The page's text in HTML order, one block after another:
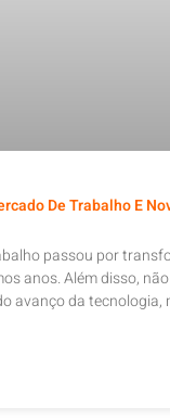
De Trabalho E
passou por
anos. Além disso,
avanço da tecnologia,